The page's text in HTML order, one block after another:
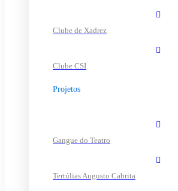
Clube de Xadrez
Clube CSI
Projetos
Gangue do Teatro
Tertúlias Augusto Cabrita